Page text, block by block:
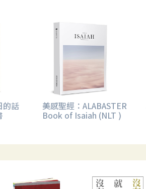
的話 美感聖經：ALABASTER
Book of Isaiah (NLT )